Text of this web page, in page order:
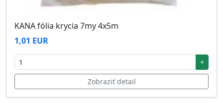
KANA fólia krycia 7my 4x5m
1,01 EUR
+
Zobraziť detail